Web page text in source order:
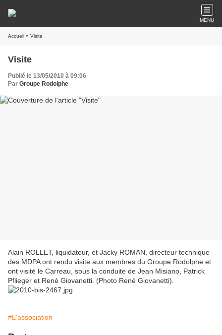
MENU
Accueil » Visite
Visite
Publié le 13/05/2010 à 09:06
Par Groupe Rodolphe
Alain ROLLET, liquidateur, et Jacky ROMAN, directeur technique
des MDPA ont rendu visite aux membres du Groupe Rodolphe et
ont visité le Carreau, sous la conduite de Jean Misiano, Patrick
Pflieger et René Giovanetti. (Photo René Giovanetti).
#L'association